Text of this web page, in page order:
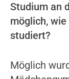
Studium an
möglich,
studiert?
Möglich